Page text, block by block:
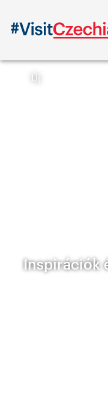
Új
Inspirációk